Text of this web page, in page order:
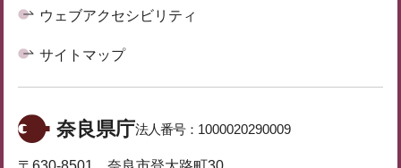
ウェブアクセシビリティ
サイトマップ
奈良県庁法人番号： 1000020290009